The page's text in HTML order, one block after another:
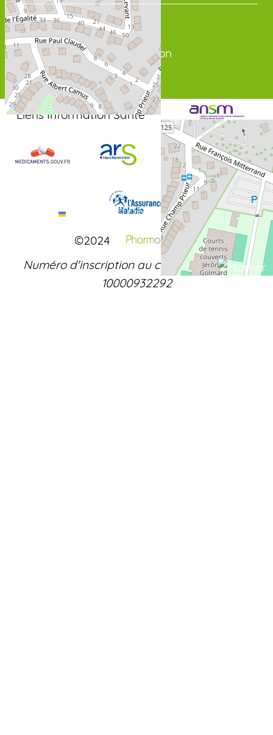
Leaflet
©OpenStreetMap
contributors
Connexion
Liens Information Santé
©2024
Numéro d'inscription au conseil de l'ordre :
10000932292